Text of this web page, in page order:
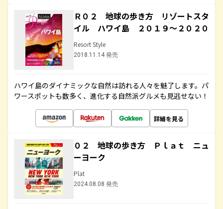
Ｒ０２ 地球の歩き方 リゾートスタ
イル ハワイ島 ２０１９～２０２０
Resort Style
2018.11.14 発売
ハワイ島のダイナミックな自然は訪れる人々を魅了します。パ
ワースポットも数多く、進化する自然派グルメも見逃せない！
詳細を見る
０２ 地球の歩き方 Ｐｌａｔ ニュ
ーヨーク
Plat
2024.08.08 発売